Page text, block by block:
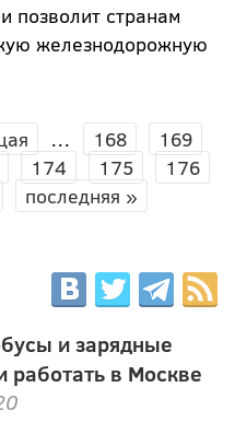
позволит странам
железнодорожную
… 168
169
174 175
176
последняя »
и зарядные
работать в Москве